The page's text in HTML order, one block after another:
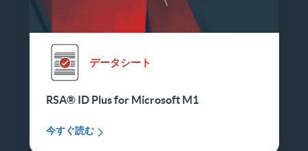
データシート
RSA® ID Plus for Microsoft M1
今すぐ読む